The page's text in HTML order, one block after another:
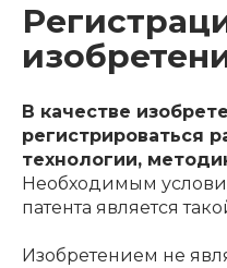
В качестве
регистрироваться
технологии,
Необходимым
патента является
Изобретением не